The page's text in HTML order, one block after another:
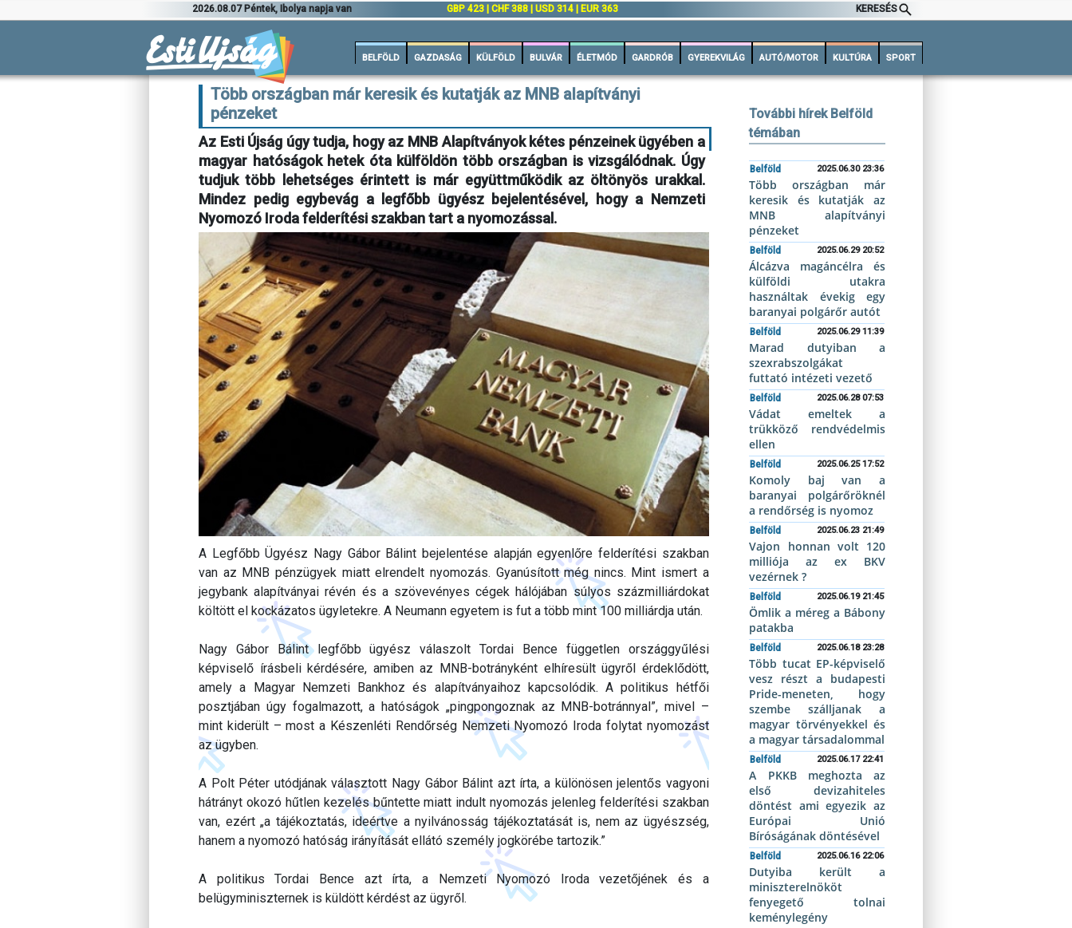
2026.08.07 Péntek, Ibolya napja van GBP 423 | CHF 388 | USD 314 | EUR 363 KERESÉS
BELFÖLD GAZDASÁG KÜLFÖLD BULVÁR ÉLETMÓD GARDRÓB GYEREKVILÁG AUTÓ/MOTOR KULTÚRA SPORT
Több országban már keresik és kutatják az MNB alapítványi
pénzeket
Az Esti Újság úgy tudja, hogy az MNB Alapítványok kétes pénzeinek ügyében a
magyar hatóságok hetek óta külföldön több országban is vizsgálódnak. Úgy
tudjuk több lehetséges érintett is már együttműködik az öltönyös urakkal.
Mindez pedig egybevág a legfőbb ügyész bejelentésével, hogy a Nemzeti
Nyomozó Iroda felderítési szakban tart a nyomozással.
A Legfőbb Ügyész Nagy Gábor Bálint bejelentése alapján egyenlőre felderítési szakban
van az MNB pénzügyek miatt elrendelt nyomozás. Gyanúsított még nincs. Mint ismert a
jegybank alapítványai révén és a szövevényes cégek hálójában súlyos százmilliárdokat
költött el kockázatos ügyletekre. A Neumann egyetem is fut a több mint 100 milliárdja után.
Nagy Gábor Bálint legfőbb ügyész válaszolt Tordai Bence független országgyűlési
képviselő írásbeli kérdésére, amiben az MNB-botrányként elhíresült ügyről érdeklődött,
amely a Magyar Nemzeti Bankhoz és alapítványaihoz kapcsolódik. A politikus hétfői
posztjában úgy fogalmazott, a hatóságok „pingpongoznak az MNB-botránnyal”, mivel –
mint kiderült – most a Készenléti Rendőrség Nemzeti Nyomozó Iroda folytat nyomozást
az ügyben.
A Polt Péter utódjának választott Nagy Gábor Bálint azt írta, a különösen jelentős vagyoni
hátrányt okozó hűtlen kezelés bűntette miatt indult nyomozás jelenleg felderítési szakban
van, ezért „a tájékoztatás, ideértve a nyilvánosság tájékoztatását is, nem az ügyészség,
hanem a nyomozó hatóság irányítását ellátó személy jogkörébe tartozik.”
A politikus Tordai Bence azt írta, a Nemzeti Nyomozó Iroda vezetőjének és a
belügyminiszternek is küldött kérdést az ügyről.
További hírek Belföld
témában
Belföld 2025.06.30 23:36
Több országban már
keresik és kutatják az
MNB alapítványi
pénzeket
Belföld 2025.06.29 20:52
Álcázva magáncélra és
külföldi utakra
használtak évekig egy
baranyai polgárőr autót
Belföld 2025.06.29 11:39
Marad dutyiban a
szexrabszolgákat
futtató intézeti vezető
Belföld 2025.06.28 07:53
Vádat emeltek a
trükköző rendvédelmis
ellen
Belföld 2025.06.25 17:52
Komoly baj van a
baranyai polgárőröknél
a rendőrség is nyomoz
Belföld 2025.06.23 21:49
Vajon honnan volt 120
milliója az ex BKV
vezérnek ?
Belföld 2025.06.19 21:45
Ömlik a méreg a Bábony
patakba
Belföld 2025.06.18 23:28
Több tucat EP-képviselő
vesz részt a budapesti
Pride-meneten, hogy
szembe szálljanak a
magyar törvényekkel és
a magyar társadalommal
Belföld 2025.06.17 22:41
A PKKB meghozta az
első devizahiteles
döntést ami egyezik az
Európai Unió
Bíróságának döntésével
Belföld 2025.06.16 22:06
Dutyiba került a
miniszterelnököt
fenyegető tolnai
keménylegény